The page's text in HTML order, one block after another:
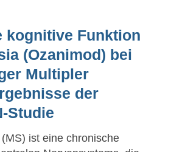
kognitive Funktion
(Ozanimod) bei
Multipler
der
Studie
ist eine chronische